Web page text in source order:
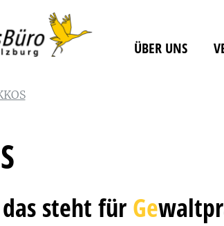
ÜBER UNS
das steht für Ge